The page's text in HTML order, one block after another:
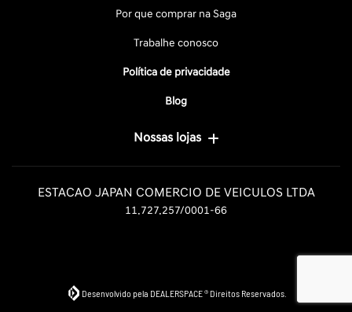
Por que comprar na Saga
Trabalhe conosco
Política de privacidade
Blog
Nossas lojas
ESTACAO JAPAN COMERCIO DE VEICULOS LTDA
11.727.257/0001-66
Desenvolvido pela DEALERSPACE ® Direitos Reservados.